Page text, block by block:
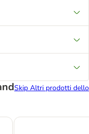
Skip Altri prodotti dello